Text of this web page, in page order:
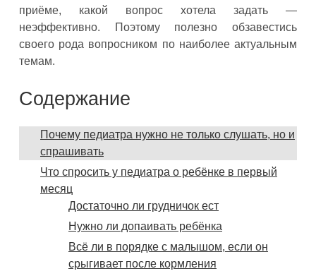
приёме, какой вопрос хотела задать —
неэффективно. Поэтому полезно обзавестись
своего рода вопросником по наиболее актуальным
темам.
Содержание
Почему педиатра нужно не только слушать, но и
спрашивать
Что спросить у педиатра о ребёнке в первый
месяц
Достаточно ли грудничок ест
Нужно ли допаивать ребёнка
Всё ли в порядке с малышом, если он
срыгивает после кормления